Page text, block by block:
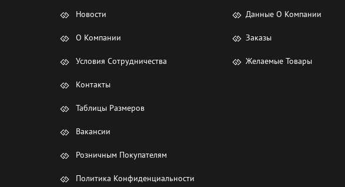
Новости
О Компании
Условия Сотрудничества
Контакты
Таблицы Размеров
Вакансии
Розничным Покупателям
Политика Конфиденциальности
Данные О Компании
Заказы
Желаемые Товары